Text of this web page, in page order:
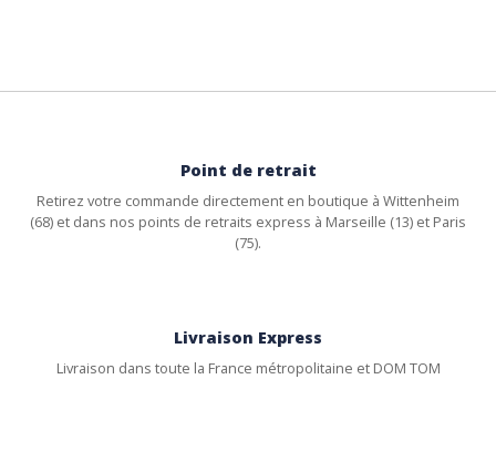
Point de retrait
Retirez votre commande directement en boutique à Wittenheim
(68) et dans nos points de retraits express à Marseille (13) et Paris
(75).
Livraison Express
Livraison dans toute la France métropolitaine et DOM TOM